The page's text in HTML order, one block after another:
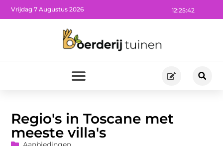
12:25:43
Vrijdag 7 Augustus 2026
Regio's in Toscane met
meeste villa's